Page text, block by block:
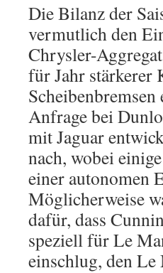
Die Bilanz der
vermutlich den
Chrysler-
für Jahr stärkerer
Anfrage bei
mit Jaguar
nach, wobei
einer autonomen
Möglicherweise
dafür, dass
speziell für Le
einschlug, den